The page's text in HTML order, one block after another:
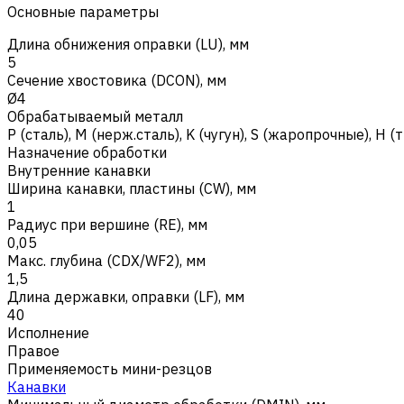
Основные параметры
Длина обнижения оправки (LU), мм
5
Сечение хвостовика (DCON), мм
Ø4
Обрабатываемый металл
Р (сталь), M (нерж.сталь), K (чугун), S (жаропрочные), H
Назначение обработки
Внутренние канавки
Ширина канавки, пластины (CW), мм
1
Радиус при вершине (RE), мм
0,05
Макс. глубина (CDX/WF2), мм
1,5
Длина державки, оправки (LF), мм
40
Исполнение
Правое
Применяемость мини-резцов
Канавки